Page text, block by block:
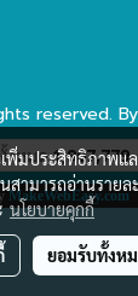
reserved. By
งหมด 1,907,779
MakeWebEasy.com
เพิ่มประสิทธิภาพ
สามารถอ่านรายล
นโยบายคุกกี้
ยอมรับทั้งห